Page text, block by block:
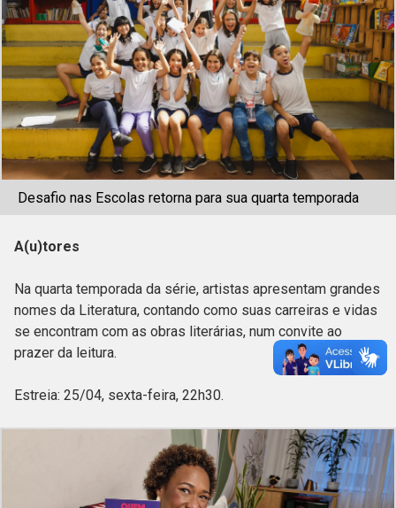
Desafio nas Escolas retorna para sua quarta temporada
A(u)tores
Na quarta temporada da série, artistas apresentam grandes
nomes da Literatura, contando como suas carreiras e vidas
se encontram com as obras literárias, num convite ao
prazer da leitura.
Estreia: 25/04, sexta-feira, 22h30.